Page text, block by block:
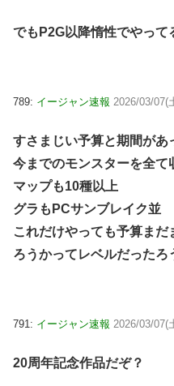
でもP2G以降惰性でやって
789: イージャン速報 2026/03/07(
すさまじい予算と期間があ
今までのモンスターを全て
マップも10種以上
グラもPCサンブレイク並
これだけやっても予算ま
ろうかってレベルだったろ
791: イージャン速報 2026/03/07(
20周年記念作品だぞ？